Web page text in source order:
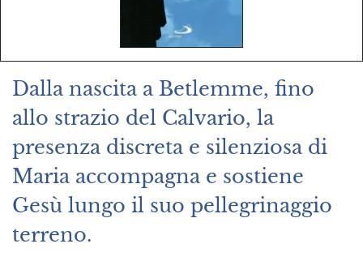
Dalla nascita a Betlemme, fino
allo strazio del Calvario, la
presenza discreta e silenziosa di
Maria accompagna e sostiene
Gesù lungo il suo pellegrinaggio
terreno.